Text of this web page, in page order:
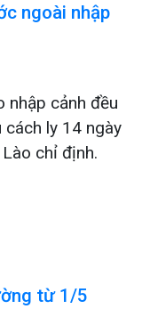
ngoài nhập
nhập cảnh đều
cách ly 14 ngày
chỉ định.
từ 1/5